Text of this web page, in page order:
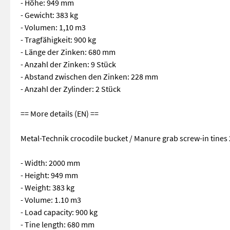
- Höhe: 949 mm
- Gewicht: 383 kg
- Volumen: 1,10 m3
- Tragfähigkeit: 900 kg
- Länge der Zinken: 680 mm
- Anzahl der Zinken: 9 Stück
- Abstand zwischen den Zinken: 228 mm
- Anzahl der Zylinder: 2 Stück
== More details (EN) ==
Metal-Technik crocodile bucket / Manure grab screw-in tines
- Width: 2000 mm
- Height: 949 mm
- Weight: 383 kg
- Volume: 1.10 m3
- Load capacity: 900 kg
- Tine length: 680 mm